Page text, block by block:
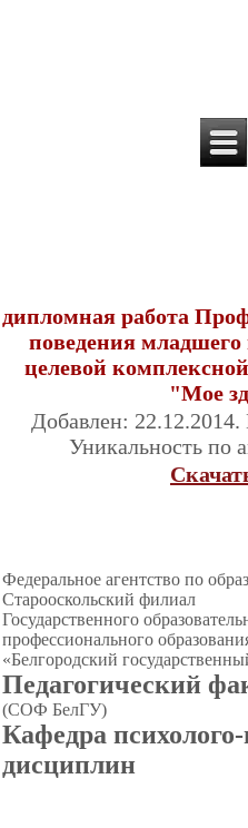
дипломная работа
поведения
целевой
"Мое
Добавлен:
Уникальность по
Федеральное агентство по
Старооскольский филиал
Государственного
профессионального
«Белгородский
Педагогический
(СОФ БелГУ)
Кафедра
дисциплин